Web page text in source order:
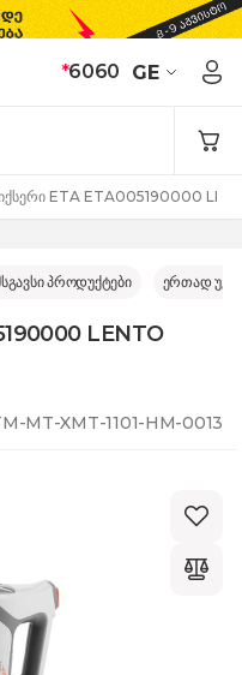
*6060 GE
პროდუქტები ერთად
LENTO
MT-XMT-1101-HM-0013